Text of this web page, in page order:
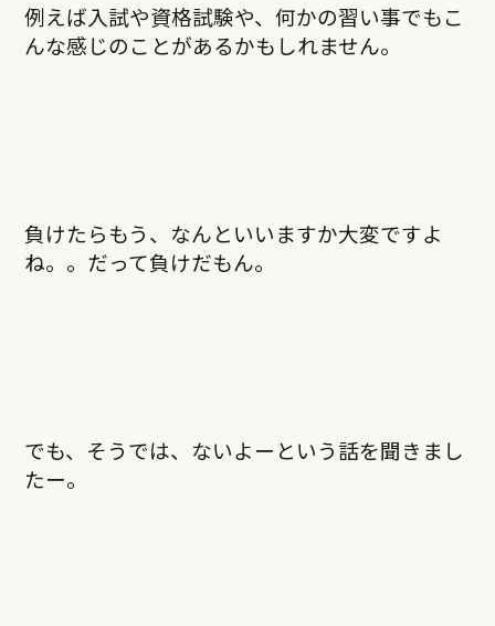
例えば入試や資格試験や、何かの習い事でもこ
んな感じのことがあるかもしれません。
負けたらもう、なんといいますか大変ですよ
ね。。だって負けだもん。
でも、そうでは、ないよーという話を聞きまし
たー。